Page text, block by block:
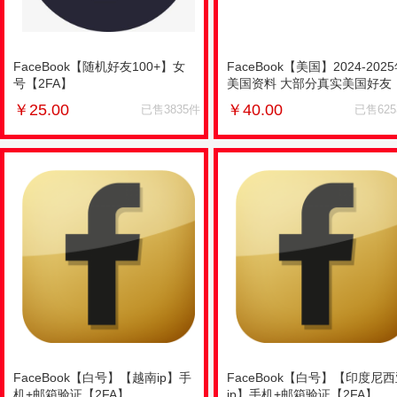
FaceBook【随机好友100+】女
号【2FA】
￥ 25.00 已售3835件
FaceBook【美国】2024-2025
美国资料 大部分真实美国好友
￥40.00 已售
FaceBook【白号】【越南ip】手
FaceBook【白号】【印度尼